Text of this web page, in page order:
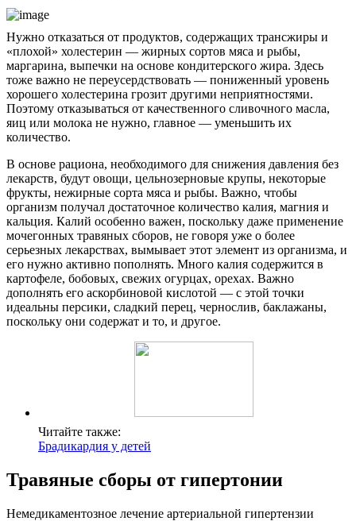
Нужно отказаться от продуктов, содержащих трансжиры и
«плохой» холестерин — жирных сортов мяса и рыбы,
маргарина, выпечки на основе кондитерского жира. Здесь
тоже важно не переусердствовать — пониженный уровень
хорошего холестерина грозит другими неприятностями.
Поэтому отказываться от качественного сливочного масла,
яиц или молока не нужно, главное — уменьшить их
количество.
В основе рациона, необходимого для снижения давления без
лекарств, будут овощи, цельнозерновые крупы, некоторые
фрукты, нежирные сорта мяса и рыбы. Важно, чтобы
организм получал достаточное количество калия, магния и
кальция. Калий особенно важен, поскольку даже применение
мочегонных травяных сборов, не говоря уже о более
серьезных лекарствах, вымывает этот элемент из организма, и
его нужно активно пополнять. Много калия содержится в
картофеле, бобовых, свежих огурцах, орехах. Важно
дополнять его аскорбиновой кислотой — с этой точки
идеальны персики, сладкий перец, чернослив, баклажаны,
поскольку они содержат и то, и другое.
Читайте также:
Брадикардия у детей
Травяные сборы от гипертонии
Немедикаментозное лечение артериальной гипертензии